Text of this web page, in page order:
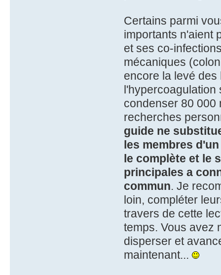
Certains parmi
importants n'aient
et ses co-
mécaniques
encore la levé
l'hypercoagulation
condenser 80 000
recherches
guide ne
les membres
le complète et le
principales a
commun. Je
loin, compléter
travers de cette
temps. Vous avez
disperser et
maintenant...